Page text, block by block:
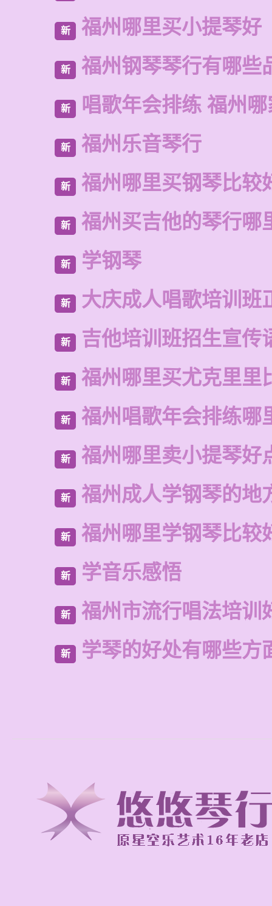
新 福州哪里买小提琴好
新 福州钢琴琴行有哪些
新 唱歌年会排练 福州
新 福州乐音琴行
新 福州哪里买钢琴比较
新 福州买吉他的琴行哪
新 学钢琴
新 大庆成人唱歌培训班
新 吉他培训班招生宣传
新 福州哪里买尤克里里
新 福州唱歌年会排练哪
新 福州哪里卖小提琴好
新 福州成人学钢琴的地
新 福州哪里学钢琴比较
新 学音乐感悟
新 福州市流行唱法培训
新 学琴的好处有哪些方